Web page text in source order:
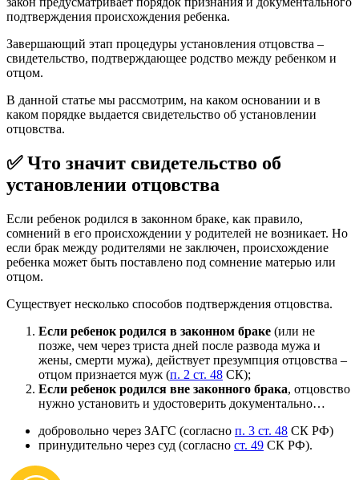
подтверждения происхождения ребенка.
Завершающий этап процедуры установления отцовства –
свидетельство, подтверждающее родство между ребенком и
отцом.
В данной статье мы рассмотрим, на каком основании и в
каком порядке выдается свидетельство об установлении
отцовства.
✅ Что значит свидетельство об
установлении отцовства
Если ребенок родился в законном браке, как правило,
сомнений в его происхождении у родителей не возникает. Но
если брак между родителями не заключен, происхождение
ребенка может быть поставлено под сомнение матерью или
отцом.
Существует несколько способов подтверждения отцовства.
Если ребенок родился в законном браке (или не
позже, чем через триста дней после развода мужа и
жены, смерти мужа), действует презумпция отцовства –
отцом признается муж (п. 2 ст. 48 СК);
Если ребенок родился вне законного брака, отцовство
нужно установить и удостоверить документально…
добровольно через ЗАГС (согласно п. 3 ст. 48 СК РФ)
принудительно через суд (согласно ст. 49 СК РФ).